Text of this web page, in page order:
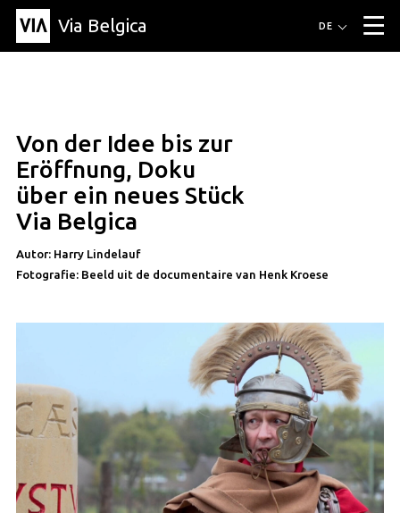
Via Belgica ▼
Artikel
Bildung
Rezept
Freunde
Über Via Belgica
Über Via Belgica
Forschung
Ausbildung
Freunde
Der Reiseführer
Organisation
DE
artikel
Von der Idee bis zur
Eröffnung, Doku
über ein neues Stück
Via Belgica
Autor: Harry Lindelauf
Fotografie: Beeld uit de documentaire van Henk Kroese